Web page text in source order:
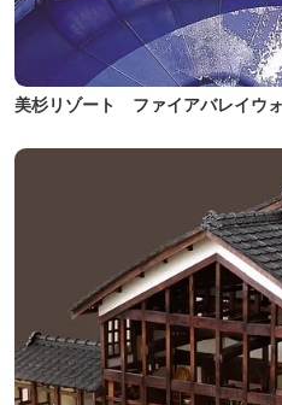
美杉リゾート ファイアバレイウ